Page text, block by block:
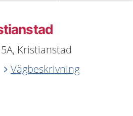
Kristianstad
Vägbeskrivning